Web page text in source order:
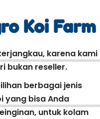
Koi Farm
karena kami
bukan reseller.
berbagai jenis
yang bisa Anda
untuk kolam